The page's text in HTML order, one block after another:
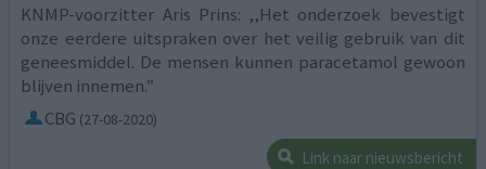
KNMP-voorzitter Aris Prins: ,,Het onderzoek bevestigt
onze eerdere uitspraken over het veilig gebruik van dit
geneesmiddel. De mensen kunnen paracetamol gewoon
blijven innemen.”
CBG (27-08-2020)
Link naar nieuwsbericht